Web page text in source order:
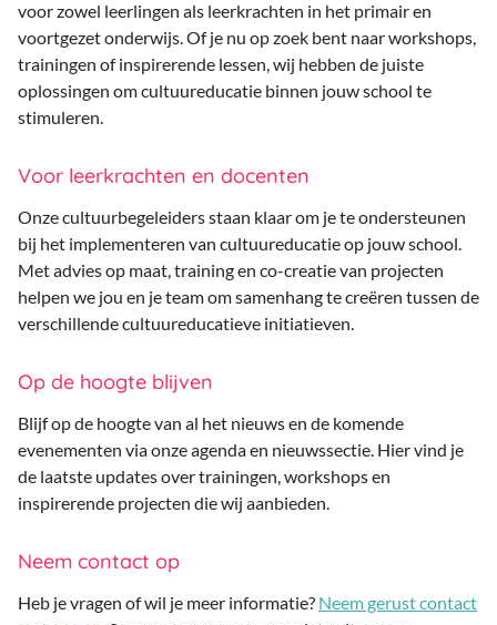
voor zowel leerlingen als leerkrachten in het primair en
voortgezet onderwijs. Of je nu op zoek bent naar workshops,
trainingen of inspirerende lessen, wij hebben de juiste
oplossingen om cultuureducatie binnen jouw school te
stimuleren.
Voor leerkrachten en docenten
Onze cultuurbegeleiders staan klaar om je te ondersteunen
bij het implementeren van cultuureducatie op jouw school.
Met advies op maat, training en co-creatie van projecten
helpen we jou en je team om samenhang te creëren tussen de
verschillende cultuureducatieve initiatieven.
Op de hoogte blijven
Blijf op de hoogte van al het nieuws en de komende
evenementen via onze agenda en nieuwssectie. Hier vind je
de laatste updates over trainingen, workshops en
inspirerende projecten die wij aanbieden.
Neem contact op
Heb je vragen of wil je meer informatie? Neem gerust contact